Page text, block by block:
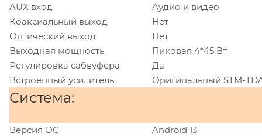
AUX вход
Аудио и видео
Коаксиальный выход
Нет
Оптический выход
Нет
Выходная мощность
Пиковая 4*45 Вт
Регулировка сабвуфера
Да
Встроенный усилитель
Оригинальный STM-
Система:
Версия ОС
Android 13